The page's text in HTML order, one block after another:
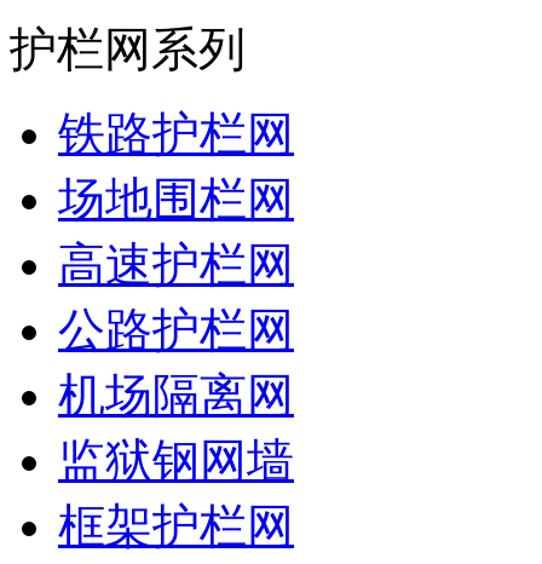
护栏网系列
铁路护栏网
场地围栏网
高速护栏网
公路护栏网
机场隔离网
监狱钢网墙
框架护栏网